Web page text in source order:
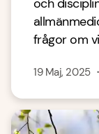
och
frågor om
19 Maj, 2025・